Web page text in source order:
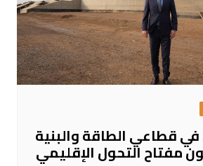
قطاعي الطاقة والبنية
مفتاح التحول الإقليمي